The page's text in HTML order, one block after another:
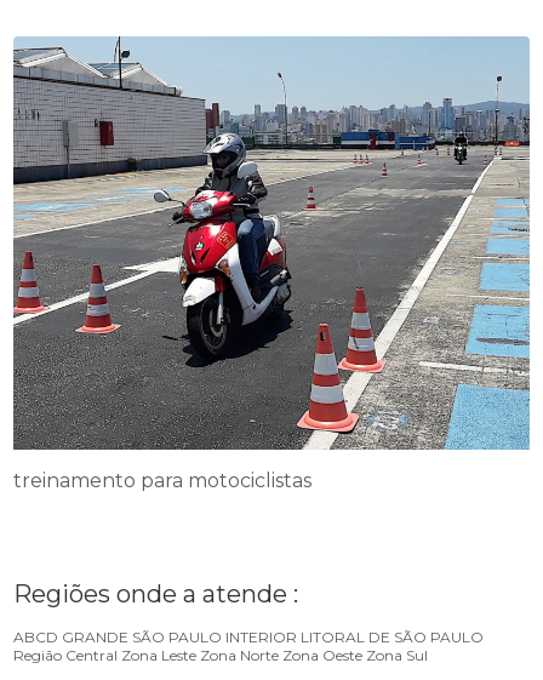
treinamento para motociclistas
Regiões onde a atende :
ABCD GRANDE SÃO PAULO INTERIOR LITORAL DE SÃO PAULO
Região Central Zona Leste Zona Norte Zona Oeste Zona Sul